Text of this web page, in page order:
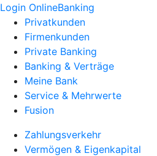
Login OnlineBanking
Privatkunden
Firmenkunden
Private Banking
Banking & Verträge
Meine Bank
Service & Mehrwerte
Fusion
Zahlungsverkehr
Vermögen & Eigenkapital